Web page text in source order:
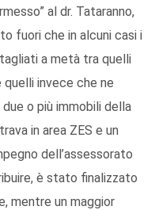
al dr. Tataranno,
fuori che in alcuni casi i
a metà tra quelli
invece che ne
o più immobili della
in area ZES e un
dell’assessorato
è stato finalizzato
mentre un maggior